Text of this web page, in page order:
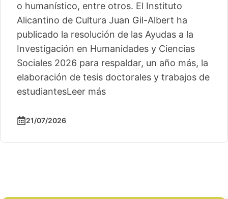
o humanístico, entre otros. El Instituto
Alicantino de Cultura Juan Gil-Albert ha
publicado la resolución de las Ayudas a la
Investigación en Humanidades y Ciencias
Sociales 2026 para respaldar, un año más, la
elaboración de tesis doctorales y trabajos de
estudiantesLeer más
21/07/2026